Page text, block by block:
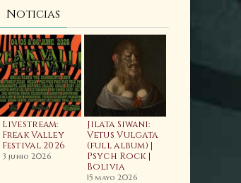
Noticias
Livestream:
Freak Valley
Festival 2026
3 junio 2026
Jilata Siwani:
Vetus Vulgata
(full album) |
Psych Rock |
Bolivia
15 mayo 2026